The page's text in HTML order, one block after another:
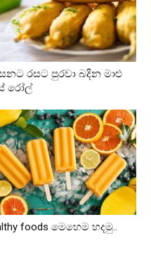
රසට පුරවා බදින මාළු
රෝල්
foods මෙහෙම හදමු..